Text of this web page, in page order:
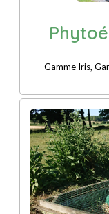
Gamme Iris,